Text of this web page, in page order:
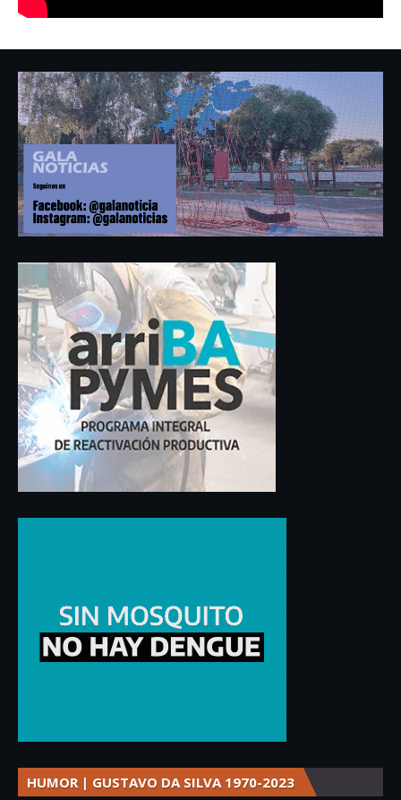
HUMOR | GUSTAVO DA SILVA 1970-2023